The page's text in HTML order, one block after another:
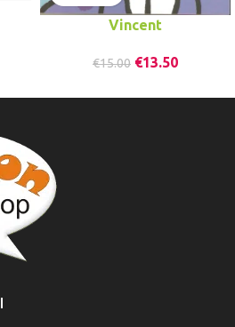
Vincent
€15.00 €13.50